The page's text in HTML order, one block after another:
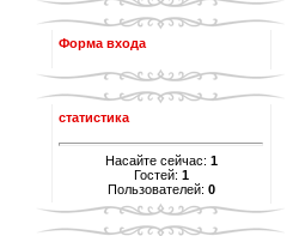
Форма входа
статистика
Насайте сейчас: 1
Гостей: 1
Пользователей: 0